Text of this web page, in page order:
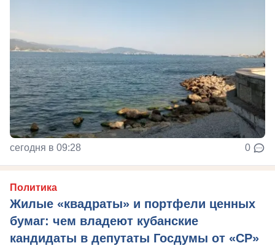
сегодня в 09:28 0
Политика
Жилые «квадраты» и портфели ценных
бумаг: чем владеют кубанские
кандидаты в депутаты Госдумы от «СР»